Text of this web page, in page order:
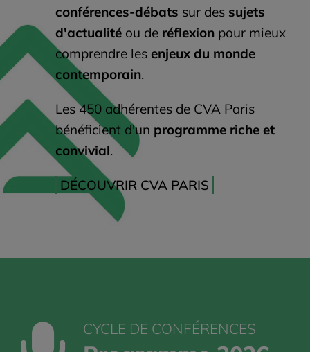
conférences-débats sur des sujets
d'actualité ou de réflexion pour mieux
comprendre les enjeux du monde
contemporain.
Les 450 adhérentes de CVA Paris
bénéficient d'un programme riche et
convivial.
DÉCOUVRIR CVA PARIS
CYCLE DE CONFÉRENCES